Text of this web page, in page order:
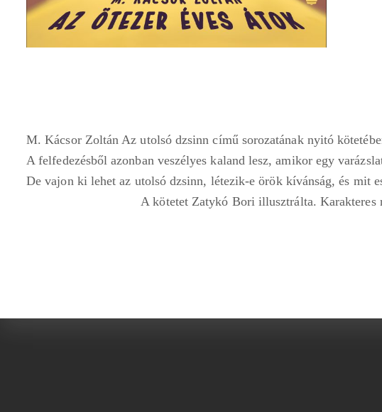
M. Kácsor Zoltán Az utolsó dzsinn című sorozatának nyitó
A felfedezésből azonban veszélyes kaland lesz, amikor egy
De vajon ki lehet az utolsó dzsinn, létezik-e örök kívánság, és mit
A kötetet Zatykó Bori illusztrálta. Karakteres